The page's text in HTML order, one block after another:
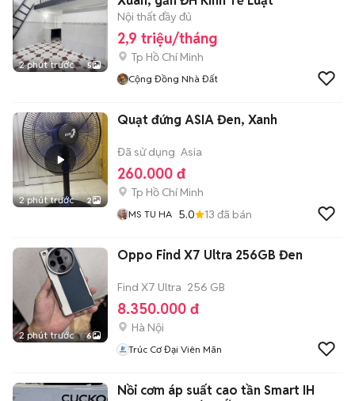
2 phút trước 5
Nội thất đầy đủ
2,9 triệu/tháng
Tp Hồ Chí Minh
Cộng Đồng Nhà Đất
2 phút trước 2
Quạt đứng ASIA Đen, Xanh
Đã sử dụng Asia
260.000 đ
Tp Hồ Chí Minh
MS TU HA 5.0 13 đã bán
2 phút trước 6
Oppo Find X7 Ultra 256GB Đen
Find X7 Ultra 256 GB
8.350.000 đ
Hà Nội
Trúc Cơ Đại Viên Mãn
Nồi cơm áp suất cao tần Smart IH